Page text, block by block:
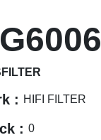
: HIFI FILTER
: 0